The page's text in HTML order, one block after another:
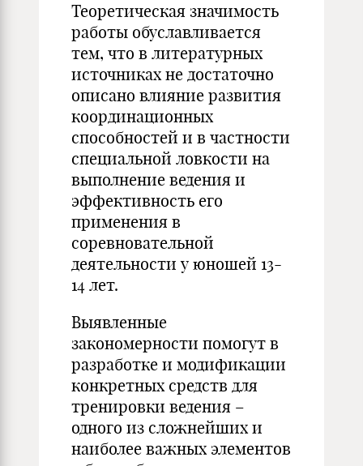
Теоретическая значимость
работы обуславливается
тем, что в литературных
источниках не достаточно
описано влияние развития
координационных
способностей и в частности
специальной ловкости на
выполнение ведения и
эффективность его
применения в
соревновательной
деятельности у юношей 13-
14 лет.
Выявленные
закономерности помогут в
разработке и модификации
конкретных средств для
тренировки ведения –
одного из сложнейших и
наиболее важных элементов